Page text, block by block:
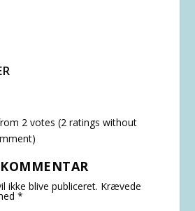
2 votes (2 ratings without
)
ikke blive publiceret. Krævede
*